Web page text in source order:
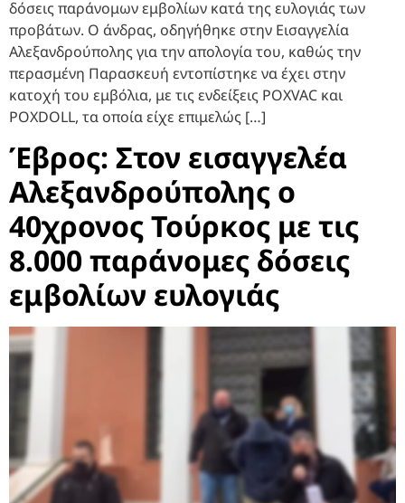
δόσεις παράνομων εμβολίων κατά της ευλογιάς των
προβάτων. Ο άνδρας, οδηγήθηκε στην Εισαγγελία
Αλεξανδρούπολης για την απολογία του, καθώς την
περασμένη Παρασκευή εντοπίστηκε να έχει στην
κατοχή του εμβόλια, με τις ενδείξεις POXVAC και
POXDOLL, τα οποία είχε επιμελώς […]
Έβρος: Στον εισαγγελέα
Αλεξανδρούπολης ο
40χρονος Τούρκος με τις
8.000 παράνομες δόσεις
εμβολίων ευλογιάς